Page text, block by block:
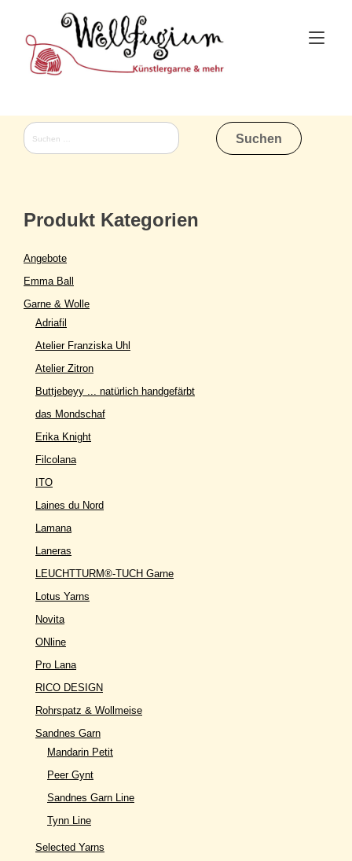
content
Suchen
nach:
Produkt Kategorien
Angebote
Emma Ball
Garne & Wolle
Adriafil
Atelier Franziska Uhl
Atelier Zitron
Buttjebeyy ... natürlich handgefärbt
das Mondschaf
Erika Knight
Filcolana
ITO
Laines du Nord
Lamana
Laneras
LEUCHTTURM®-TUCH Garne
Lotus Yarns
Novita
ONline
Pro Lana
RICO DESIGN
Rohrspatz & Wollmeise
Sandnes Garn
Mandarin Petit
Peer Gynt
Sandnes Garn Line
Tynn Line
Selected Yarns